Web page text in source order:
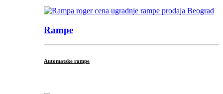
Rampe
Automatske rampe